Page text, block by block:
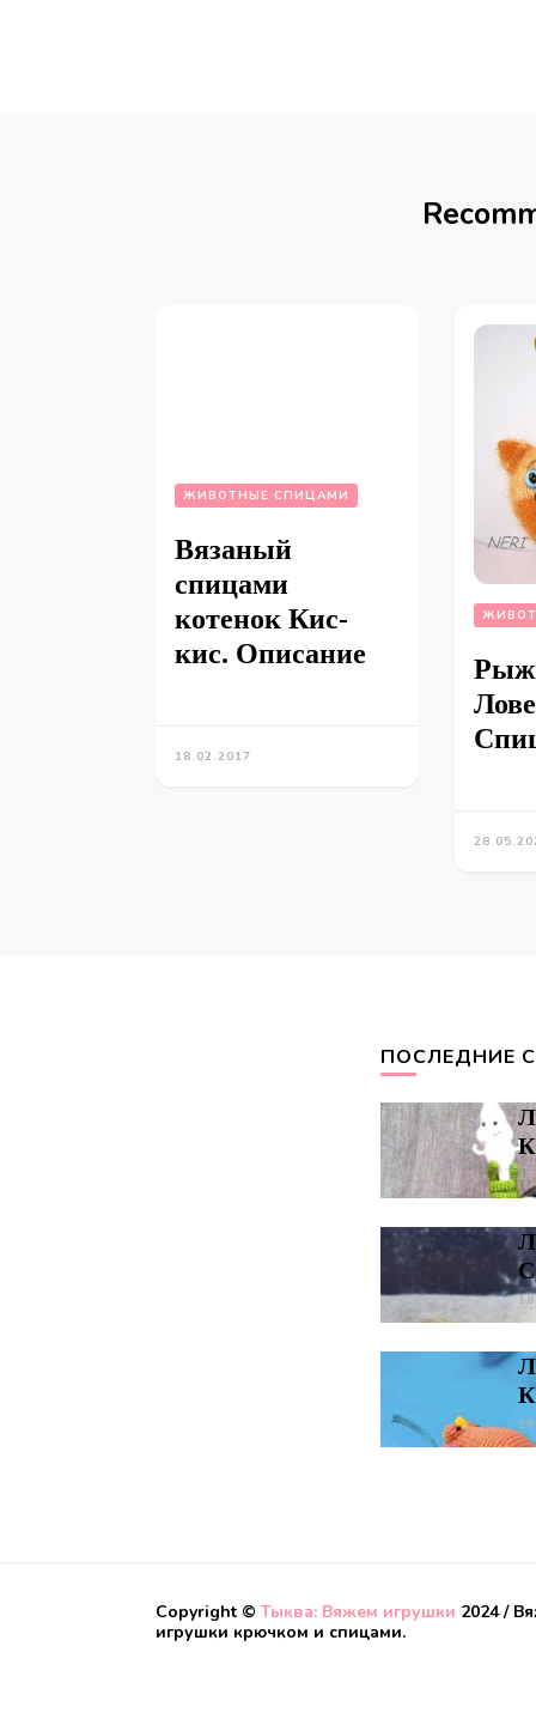
ЖИВОТНЫЕ СПИЦАМИ
Вязаный
спицами
котенок Кис-
кис. Описание
18.02.2017
ПОСЛЕДНИЕ
Copyright © Тыква: Вяжем игрушки 2024 /
игрушки крючком и спицами.